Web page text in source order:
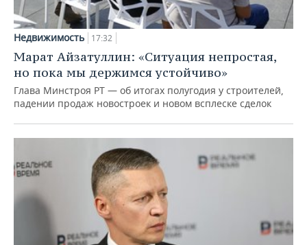
Недвижимость 17:32
Марат Айзатуллин: «Ситуация непростая,
но пока мы держимся устойчиво»
Глава Минстроя РТ — об итогах полугодия у строителей,
падении продаж новостроек и новом всплеске сделок